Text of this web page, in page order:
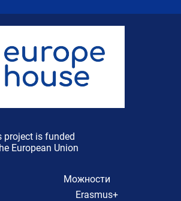
project is funded
European Union
Можности
Erasmus+